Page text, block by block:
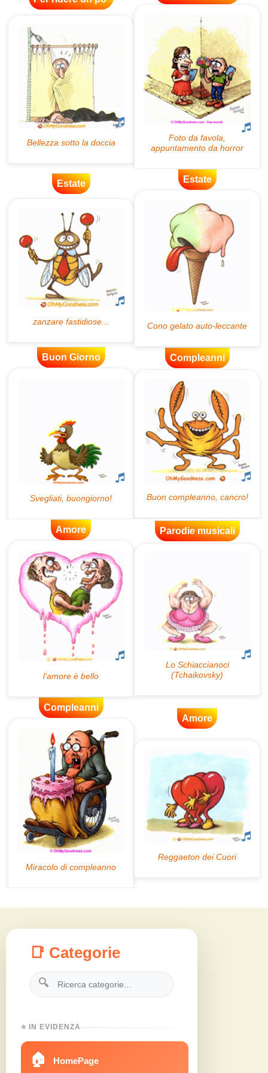
Estate Estate
Buon Giorno Compleanni
Amore Parodie musicali
Compleanni
Amore
📑 Categorie
🔍
⭐ IN EVIDENZA
🏠 HomePage